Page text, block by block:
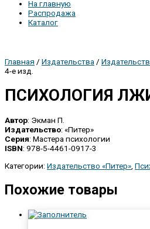
На главную
Распродажа
Каталог
Главная / Издательства /
4-е изд.
ПСИХОЛОГИЯ
Автор: Экман П.
Издательство: «Питер»
Серия: Мастера психологии
ISBN: 978-5-4461-0917-3
Категории: Издательство «Питер»
Похожие товары